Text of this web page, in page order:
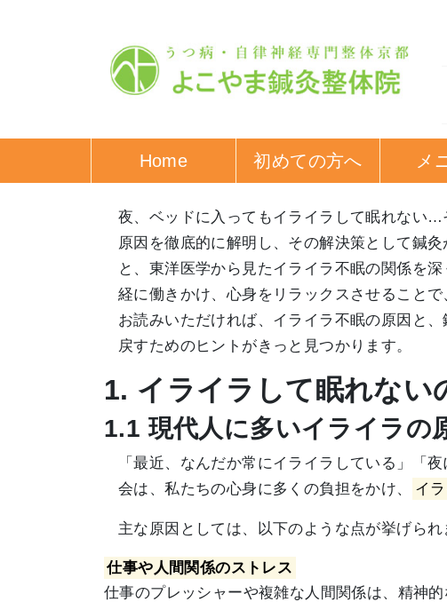
Home 初めての方へ メ
夜、ベッドに入ってもイライラして眠れない
原因を徹底的に解明し、その解決策として鍼
と、東洋医学から見たイライラ不眠の関係を
経に働きかけ、心身をリラックスさせること
お読みいただければ、イライラ不眠の原因と
戻すためのヒントがきっと見つかります。
1. イライラして眠れない
1.1 現代人に多いイライラの
「最近、なんだか常にイライラしている」「
会は、私たちの心身に多くの負担をかけ、
イ
主な原因としては、以下のような点が挙げられ
仕事や人間関係のストレス
仕事のプレッシャーや複雑な人間関係は、精神